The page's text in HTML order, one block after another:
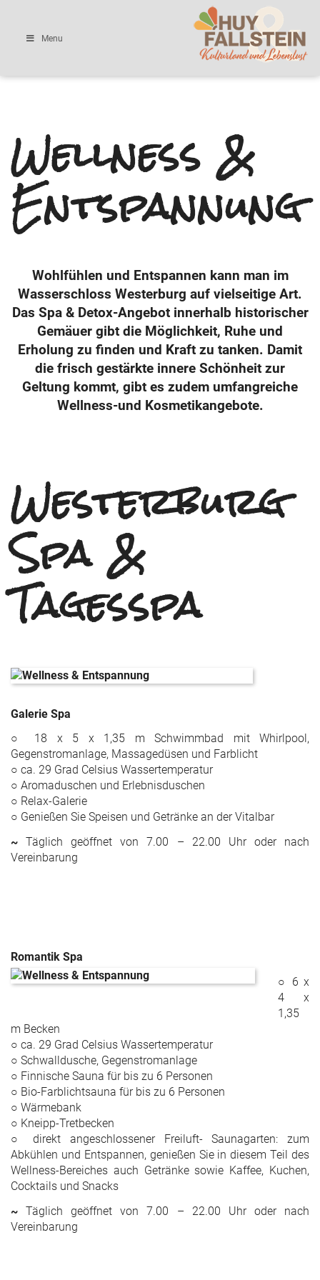
Menu
Wellness &
Entspannung
Wohlfühlen und Entspannen kann man im
Wasserschloss Westerburg auf vielseitige Art.
Das Spa & Detox-Angebot innerhalb historischer
Gemäuer gibt die Möglichkeit, Ruhe und
Erholung zu finden und Kraft zu tanken. Damit
die frisch gestärkte innere Schönheit zur
Geltung kommt, gibt es zudem umfangreiche
Wellness-und Kosmetikangebote.
Westerburg
Spa &
Tagesspa
Galerie Spa
○ 18 x 5 x 1,35 m Schwimmbad mit Whirlpool,
Gegenstromanlage, Massagedüsen und Farblicht
○ ca. 29 Grad Celsius Wassertemperatur
○ Aromaduschen und Erlebnisduschen
○ Relax-Galerie
○ Genießen Sie Speisen und Getränke an der Vitalbar
~ Täglich geöffnet von 7.00 – 22.00 Uhr oder nach
Vereinbarung
Romantik Spa
○ 6 x
4 x
1,35
m Becken
○ ca. 29 Grad Celsius Wassertemperatur
○ Schwalldusche, Gegenstromanlage
○ Finnische Sauna für bis zu 6 Personen
○ Bio-Farblichtsauna für bis zu 6 Personen
○ Wärmebank
○ Kneipp-Tretbecken
○ direkt angeschlossener Freiluft- Saunagarten: zum
Abkühlen und Entspannen, genießen Sie in diesem Teil des
Wellness-Bereiches auch Getränke sowie Kaffee, Kuchen,
Cocktails und Snacks
~ Täglich geöffnet von 7.00 – 22.00 Uhr oder nach
Vereinbarung